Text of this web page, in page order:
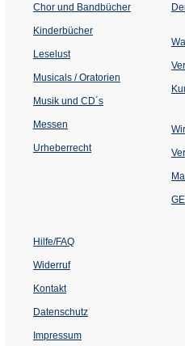
Chor und Bandbücher
Kinderbücher
Leselust
Musicals / Oratorien
Musik und CD´s
Messen
Urheberrecht
Hilfe/FAQ
Widerruf
Kontakt
Datenschutz
Impressum